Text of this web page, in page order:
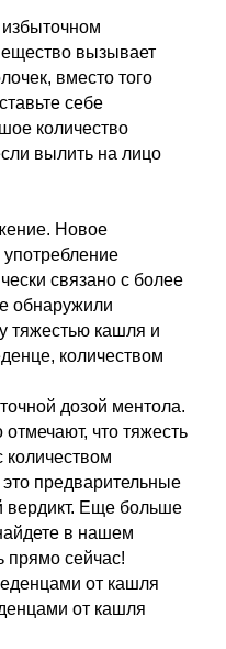
вызывает
вместо того
себе
количество
вылить на лицо
Новое
употребление
связано с более
обнаружили
тяжестью кашля и
количеством
дозой ментола.
что тяжесть
количеством
предварительные
вердикт. Еще больше
в нашем
прямо сейчас!
от кашля
от кашля